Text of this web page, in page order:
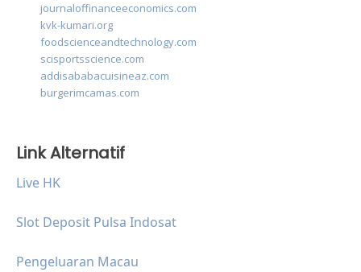
journaloffinanceeconomics.com
kvk-kumari.org
foodscienceandtechnology.com
scisportsscience.com
addisababacuisineaz.com
burgerimcamas.com
Link Alternatif
Live HK
Slot Deposit Pulsa Indosat
Pengeluaran Macau